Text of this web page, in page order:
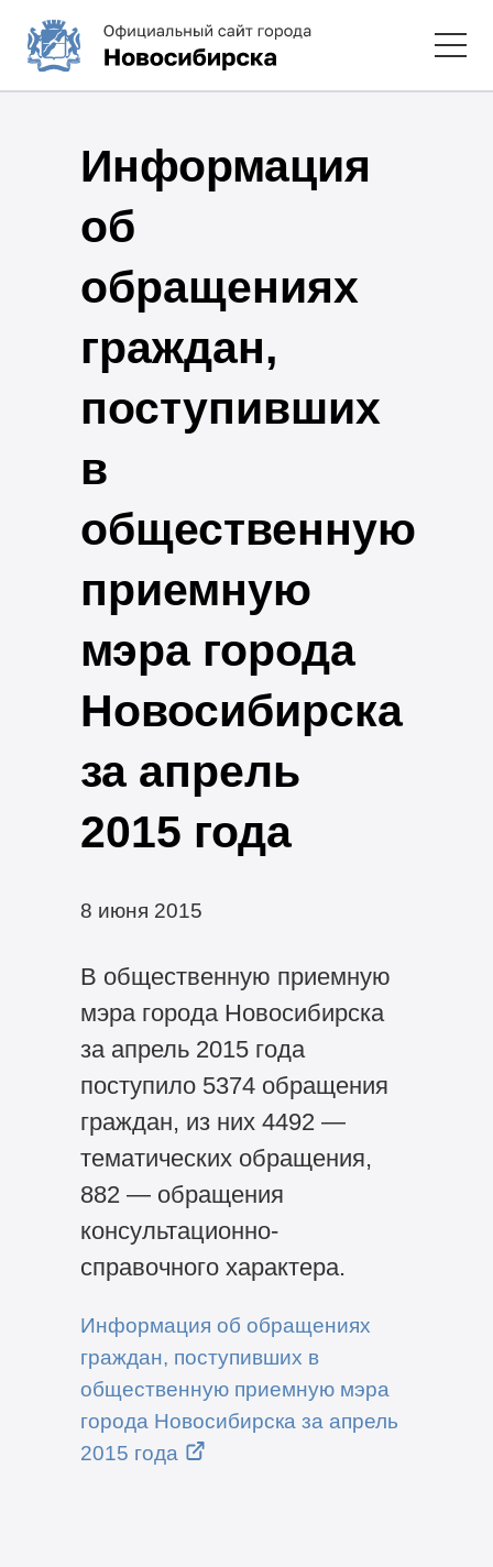
Информация
об
обращениях
граждан,
поступивших
в
общественную
приемную
мэра города
Новосибирска
за апрель
2015 года
8 июня 2015
В общественную приемную
мэра города Новосибирска
за апрель 2015 года
поступило 5374 обращения
граждан, из них 4492 —
тематических обращения,
882 — обращения
консультационно-
справочного характера.
Информация об обращениях
граждан, поступивших в
общественную приемную мэра
города Новосибирска за апрель
2015 года